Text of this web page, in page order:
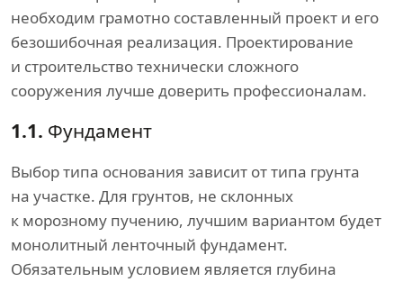
необходим грамотно составленный проект и его
безошибочная реализация. Проектирование
и строительство технически сложного
сооружения лучше доверить профессионалам.
1.1. Фундамент
Выбор типа основания зависит от типа грунта
на участке. Для грунтов, не склонных
к морозному пучению, лучшим вариантом будет
монолитный ленточный фундамент.
Обязательным условием является глубина